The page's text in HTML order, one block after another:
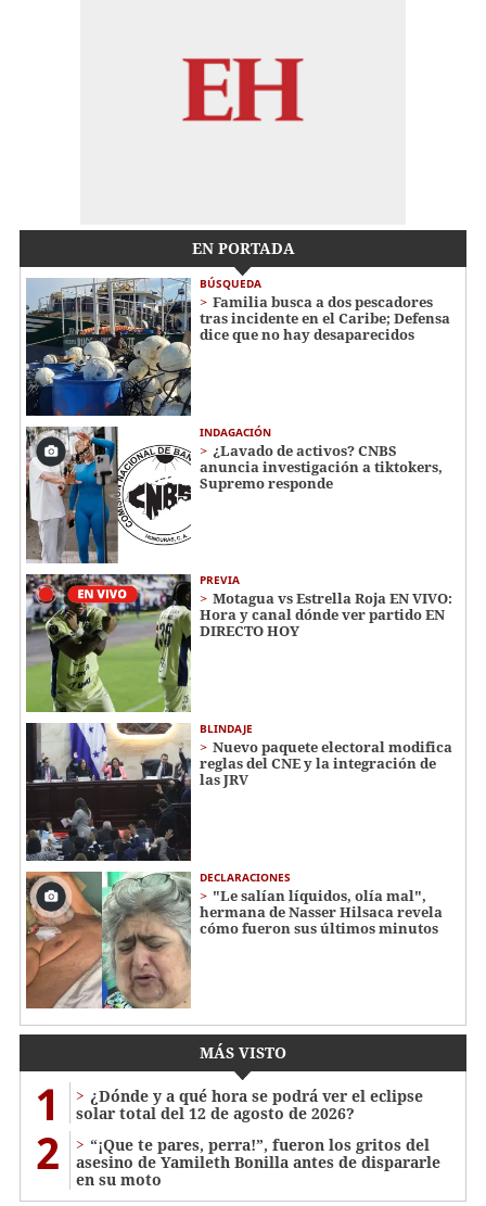
EN PORTADA
BÚSQUEDA
Familia busca a dos pescadores
tras incidente en el Caribe; Defensa
dice que no hay desaparecidos
INDAGACIÓN
¿Lavado de activos? CNBS
anuncia investigación a tiktokers,
Supremo responde
PREVIA
Motagua vs Estrella Roja EN VIVO:
Hora y canal dónde ver partido EN
DIRECTO HOY
BLINDAJE
Nuevo paquete electoral modifica
reglas del CNE y la integración de
las JRV
DECLARACIONES
"Le salían líquidos, olía mal",
hermana de Nasser Hilsaca revela
cómo fueron sus últimos minutos
MÁS VISTO
1
¿Dónde y a qué hora se podrá ver el eclipse
solar total del 12 de agosto de 2026?
2
“¡Que te pares, perra!”, fueron los gritos del
asesino de Yamileth Bonilla antes de dispararle
en su moto